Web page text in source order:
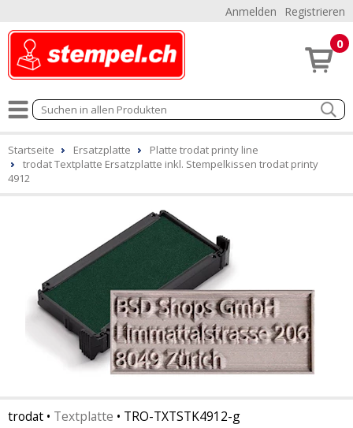
Anmelden Registrieren
0
Startseite Ersatzplatte
Platte trodat printy line
trodat Textplatte Ersatzplatte inkl. Stempelkissen trodat printy
4912
trodat • Textplatte • TRO-TXTSTK4912-g